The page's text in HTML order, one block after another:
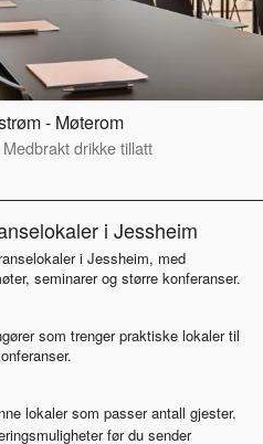
- Møterom
Medbrakt drikke tillatt
i Jessheim
i Jessheim, med
seminarer og større konferanser.
som trenger praktiske lokaler til
lokaler som passer antall gjester.
før du sender